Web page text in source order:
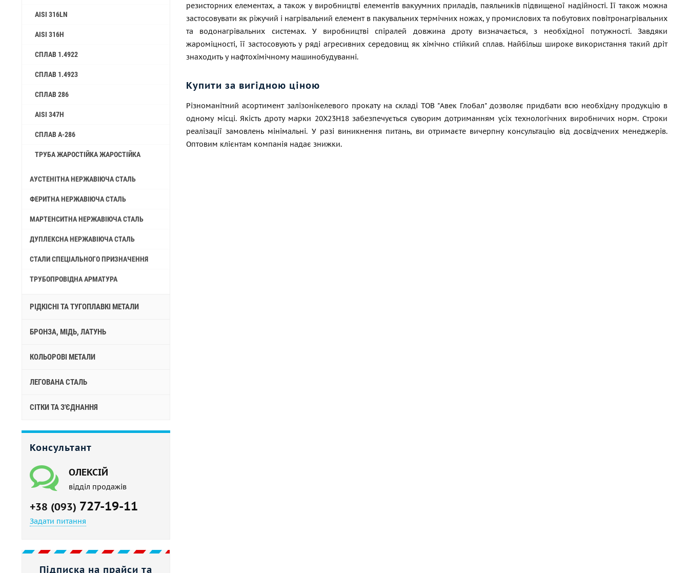
AISI 316LN
AISI 316H
СПЛАВ 1.4922
СПЛАВ 1.4923
СПЛАВ 286
AISI 347H
СПЛАВ A-286
ТРУБА ЖАРОСТІЙКА ЖАРОСТІЙКА
АУСТЕНІТНА НЕРЖАВІЮЧА СТАЛЬ
ФЕРИТНА НЕРЖАВІЮЧА СТАЛЬ
МАРТЕНСИТНА НЕРЖАВІЮЧА СТАЛЬ
ДУПЛЕКСНА НЕРЖАВІЮЧА СТАЛЬ
СТАЛИ СПЕЦІАЛЬНОГО ПРИЗНАЧЕННЯ
ТРУБОПРОВІДНА АРМАТУРА
РІДКІСНІ ТА ТУГОПЛАВКІ МЕТАЛИ
БРОНЗА, МІДЬ, ЛАТУНЬ
КОЛЬОРОВІ МЕТАЛИ
ЛЕГОВАНА СТАЛЬ
СІТКИ ТА З'ЄДНАННЯ
Консультант
ОЛЕКСІЙ
відділ продажів
+38 (093) 727-19-11
Задати питання
Підписка на прайси та
резисторних елементах, а також у виробництві елементів вакуумних приладів, паяльників підвищеної надійності. Її також можна
застосовувати як ріжучий і нагрівальний елемент в пакувальних термічних ножах, у промислових та побутових повітронагрівальних
та водонагрівальних системах. У виробництві спіралей довжина дроту визначається, з необхідної потужності. Завдяки
жароміцності, її застосовують у ряді агресивних середовищ як хімічно стійкий сплав. Найбільш широке використання такий дріт
знаходить у нафтохімічному машинобудуванні.
Купити за вигідною ціною
Різноманітний асортимент залізонікелевого прокату на складі ТОВ "Авек Глобал" дозволяє придбати всю необхідну продукцію в
одному місці. Якість дроту марки 20Х23Н18 забезпечується суворим дотриманням усіх технологічних виробничих норм. Строки
реалізації замовлень мінімальні. У разі виникнення питань, ви отримаєте вичерпну консультацію від досвідчених менеджерів.
Оптовим клієнтам компанія надає знижки.